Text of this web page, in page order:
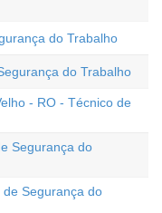
do Trabalho
do Trabalho
- RO - Técnico de
Segurança do
de Segurança do